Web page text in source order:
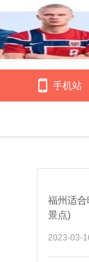
手机站
福州适
景点)
2023-03-